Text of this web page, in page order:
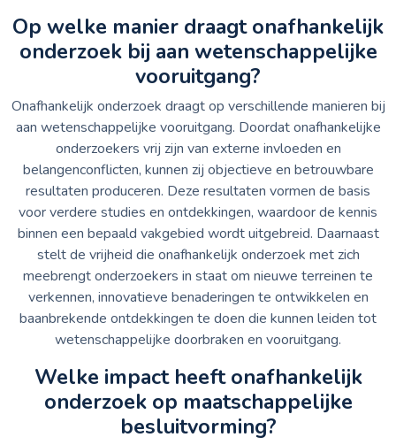
Op welke manier draagt onafhankelijk
onderzoek bij aan wetenschappelijke
vooruitgang?
Onafhankelijk onderzoek draagt op verschillende manieren bij
aan wetenschappelijke vooruitgang. Doordat onafhankelijke
onderzoekers vrij zijn van externe invloeden en
belangenconflicten, kunnen zij objectieve en betrouwbare
resultaten produceren. Deze resultaten vormen de basis
voor verdere studies en ontdekkingen, waardoor de kennis
binnen een bepaald vakgebied wordt uitgebreid. Daarnaast
stelt de vrijheid die onafhankelijk onderzoek met zich
meebrengt onderzoekers in staat om nieuwe terreinen te
verkennen, innovatieve benaderingen te ontwikkelen en
baanbrekende ontdekkingen te doen die kunnen leiden tot
wetenschappelijke doorbraken en vooruitgang.
Welke impact heeft onafhankelijk
onderzoek op maatschappelijke
besluitvorming?